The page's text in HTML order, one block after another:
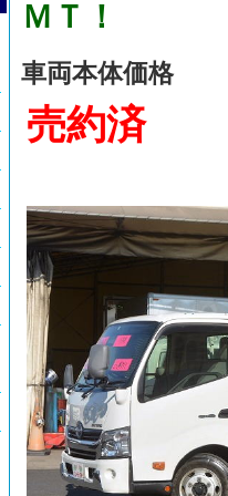
ＭＴ！
車両本体価格
売約済